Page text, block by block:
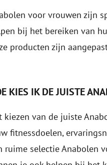
voor vrouwen zijn
bij het bereiken van
producten zijn
KIES IK DE JUISTE
kiezen van de juiste
fitnessdoelen,
ruime selectieAnabolen